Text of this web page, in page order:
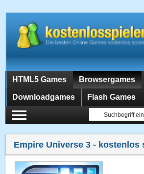
HTML5 Games Browsergames
Downloadgames Flash Games
Empire Universe 3 - kostenlos